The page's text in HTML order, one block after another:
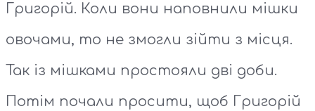
Григорій. Коли вони наповнили мішки
овочами, то не змогли зійти з місця.
Так із мішками простояли дві доби.
Потім почали просити, щоб Григорій